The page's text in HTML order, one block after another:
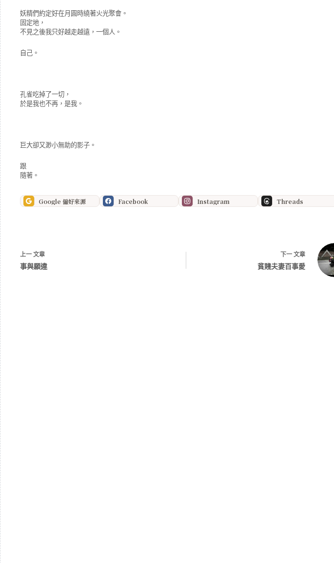
妖精們約定好在月圓時繞著火光聚會。
固定地，
不見之後我只好越走越遠，一個人。
自己。
孔雀吃掉了一切，
於是我也不再，是我。
巨大卻又渺小無助的影子。
跟
隨著。
Google 偏好來源 Facebook Instagram Threads
上一 文章
事與願違
下一文章
貧賤夫妻百事愛